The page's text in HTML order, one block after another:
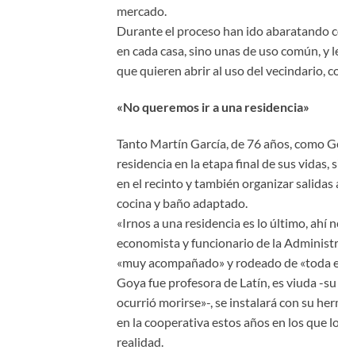
mercado.
Durante el proceso han ido abaratando
en cada casa, sino unas de uso común,
que quieren abrir al uso del vecindario,
«No queremos ir a una residencia»
Tanto Martín García, de 76 años, como
residencia en la etapa final de sus
en el recinto y también organizar salidas
cocina y baño adaptado.
«Irnos a una residencia es lo último, ahí
economista y funcionario de la
«muy acompañado» y rodeado de «toda
Goya fue profesora de Latín, es viuda -
ocurrió morirse»-, se instalará con su
en la cooperativa estos años en los que
realidad.